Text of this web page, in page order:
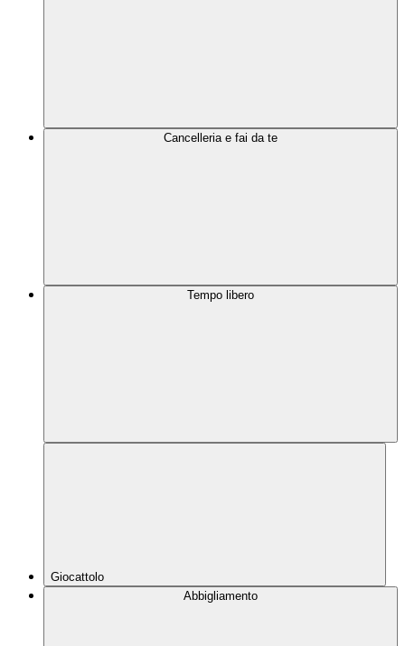
Cancelleria e fai da te
Tempo libero
Giocattolo
Abbigliamento